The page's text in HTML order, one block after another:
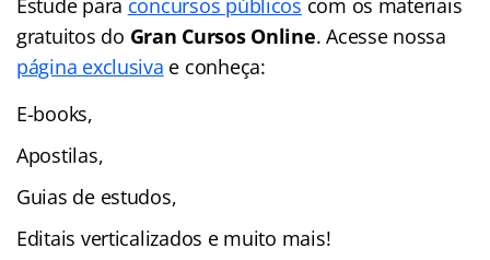
Estude para concursos públicos com os materiais
gratuitos do Gran Cursos Online. Acesse nossa
página exclusiva e conheça:
E-books,
Apostilas,
Guias de estudos,
Editais verticalizados e muito mais!